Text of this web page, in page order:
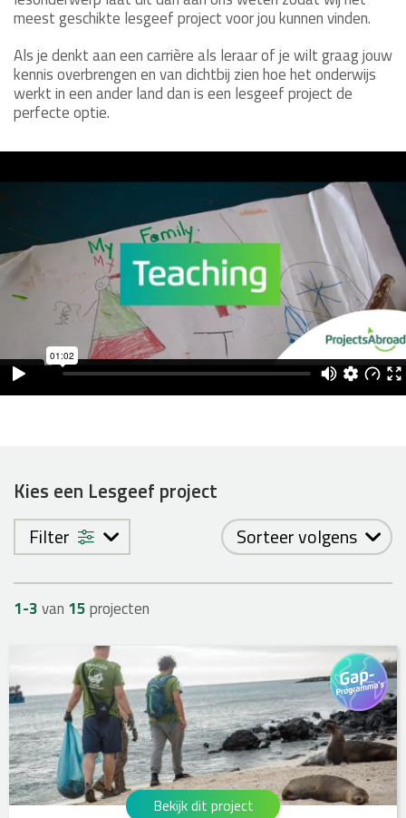
meest geschikte lesgeef project voor jou kunnen vinden.
Als je denkt aan een carrière als leraar of je wilt graag jouw
kennis overbrengen en van dichtbij zien hoe het onderwijs
werkt in een ander land dan is een lesgeef project de
perfecte optie.
Kies een Lesgeef project
Filter Sorteer volgens
1-3van 15projecten
Bekijk dit project